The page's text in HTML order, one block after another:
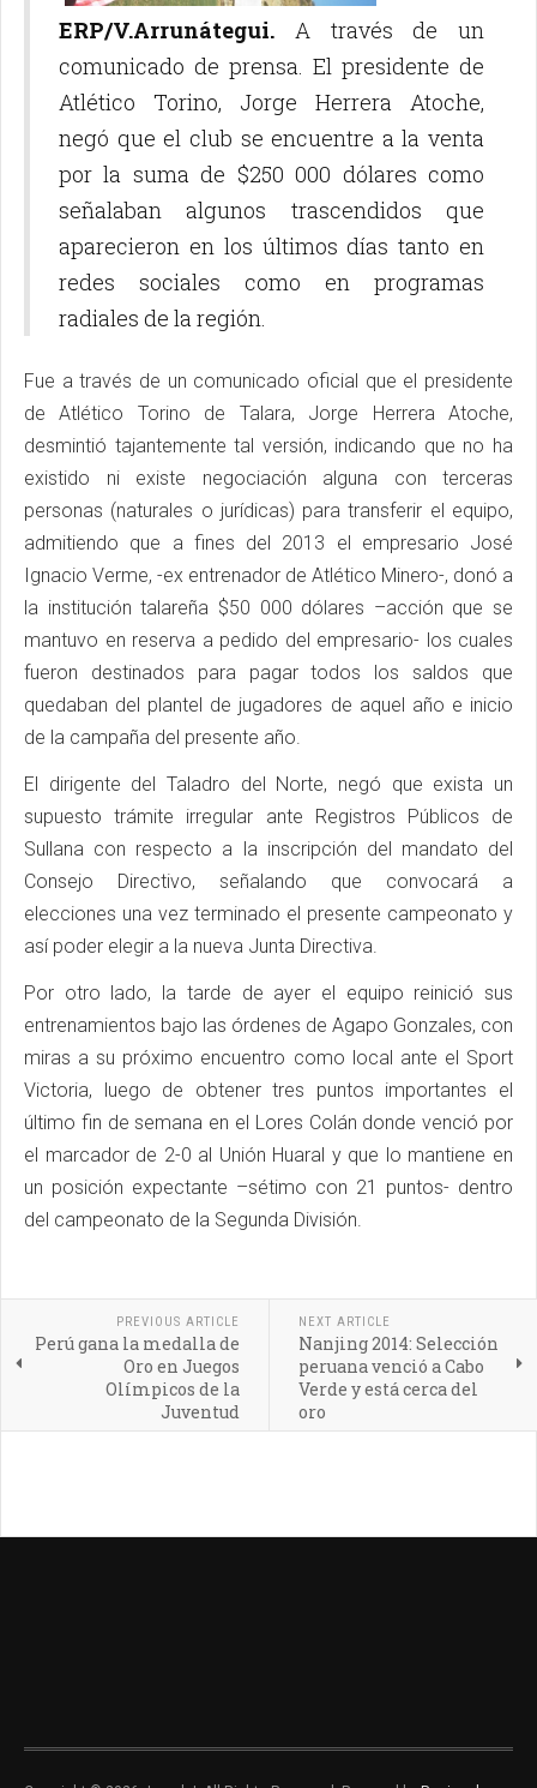
ERP/V.Arrunátegui. A través de un
comunicado de prensa. El presidente de
Atlético Torino, Jorge Herrera Atoche,
negó que el club se encuentre a la venta
por la suma de $250 000 dólares como
señalaban algunos trascendidos que
aparecieron en los últimos días tanto en
redes sociales como en programas
radiales de la región.
Fue a través de un comunicado oficial que el presidente
de Atlético Torino de Talara, Jorge Herrera Atoche,
desmintió tajantemente tal versión, indicando que no ha
existido ni existe negociación alguna con terceras
personas (naturales o jurídicas) para transferir el equipo,
admitiendo que a fines del 2013 el empresario José
Ignacio Verme, -ex entrenador de Atlético Minero-, donó a
la institución talareña $50 000 dólares –acción que se
mantuvo en reserva a pedido del empresario- los cuales
fueron destinados para pagar todos los saldos que
quedaban del plantel de jugadores de aquel año e inicio
de la campaña del presente año.
El dirigente del Taladro del Norte, negó que exista un
supuesto trámite irregular ante Registros Públicos de
Sullana con respecto a la inscripción del mandato del
Consejo Directivo, señalando que convocará a
elecciones una vez terminado el presente campeonato y
así poder elegir a la nueva Junta Directiva.
Por otro lado, la tarde de ayer el equipo reinició sus
entrenamientos bajo las órdenes de Agapo Gonzales, con
miras a su próximo encuentro como local ante el Sport
Victoria, luego de obtener tres puntos importantes el
último fin de semana en el Lores Colán donde venció por
el marcador de 2-0 al Unión Huaral y que lo mantiene en
un posición expectante –sétimo con 21 puntos- dentro
del campeonato de la Segunda División.
PREVIOUS ARTICLE
Perú gana la medalla de
Oro en Juegos
Olímpicos de la
Juventud
NEXT ARTICLE
Nanjing 2014: Selección
peruana venció a Cabo
Verde y está cerca del
oro